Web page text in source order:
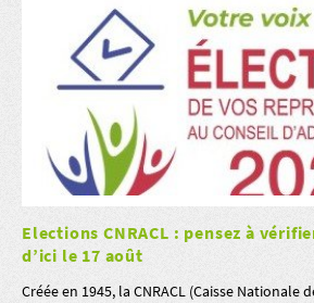
Elections CNRACL : pensez à
d’ici le 17 août
Créée en 1945, la CNRACL (Caisse Nationale